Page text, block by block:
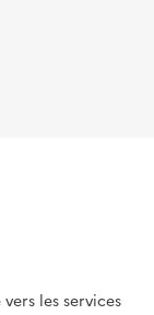
les services